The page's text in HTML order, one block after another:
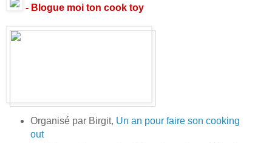
- Blogue moi ton cook toy
Organisé par Birgit, Un an pour faire son cooking
out